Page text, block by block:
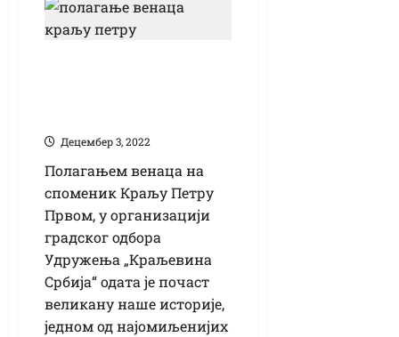
Децембер 3, 2022
Полагањем венаца на
споменик Краљу Петру
Првом, у организацији
градског одбора
Удружења „Краљевина
Србија“ одата је почаст
великану наше историје,
једном од најомиљенијих